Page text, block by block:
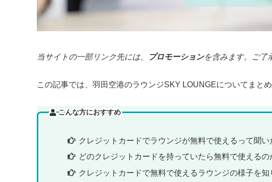
当サイトの一部リンク先には、 プロモーションを含みます。ご了
この記事では、羽田空港のラウンジSKY LOUNGEについてまとめ
こんな方におすすめ
クレジットカードでラウンジが無料で使えるって聞
どのクレジットカードを持っていたら無料で使えるの
クレジットカードで無料で使えるラウンジの様子を知